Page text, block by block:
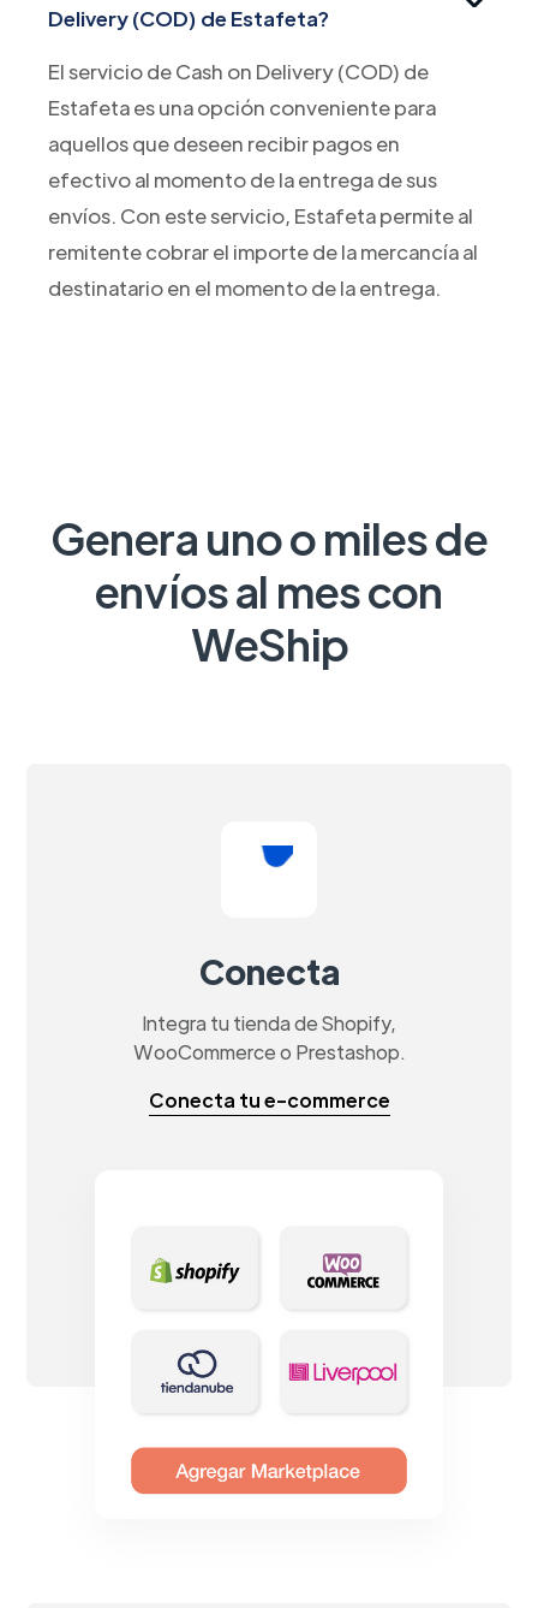
Delivery (COD) de Estafeta?
El servicio de Cash on Delivery (COD) de
Estafeta es una opción conveniente para
aquellos que deseen recibir pagos en
efectivo al momento de la entrega de sus
envíos. Con este servicio, Estafeta permite al
remitente cobrar el importe de la mercancía al
destinatario en el momento de la entrega.
Genera uno o miles de
envíos al mes con
WeShip
Conecta
Integra tu tienda de Shopify,
WooCommerce o Prestashop.
Conecta tu e-commerce